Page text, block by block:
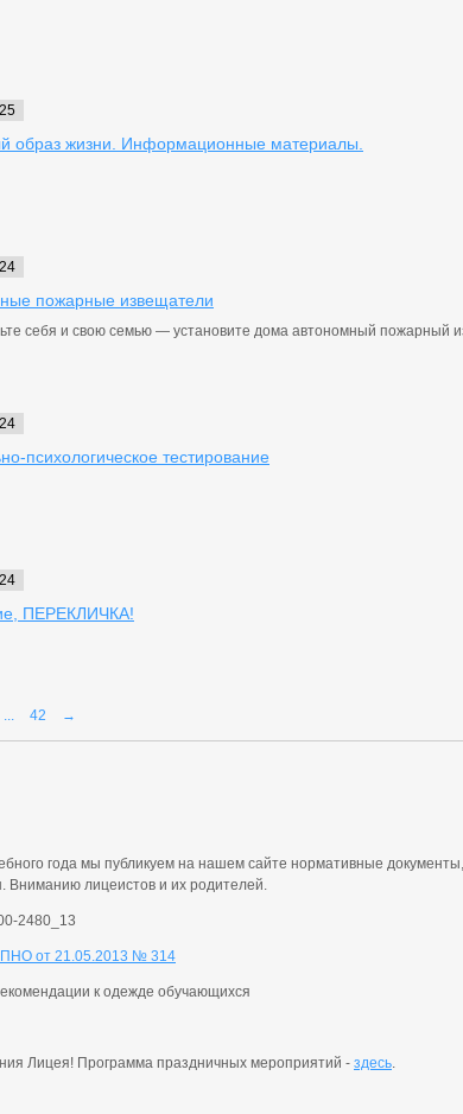
образ жизни. Информационные материалы.
пожарные извещатели
себя и свою семью — установите дома автономный пожарный
психологическое тестирование
ПЕРЕКЛИЧКА!
... 42 →
года мы публикуем на нашем сайте нормативные
лицеистов и их родителей.
2480_13
ПНО от 21.05.2013 № 314
к одежде обучающихся
Лицея! Программа праздничных мероприятий - здесь.